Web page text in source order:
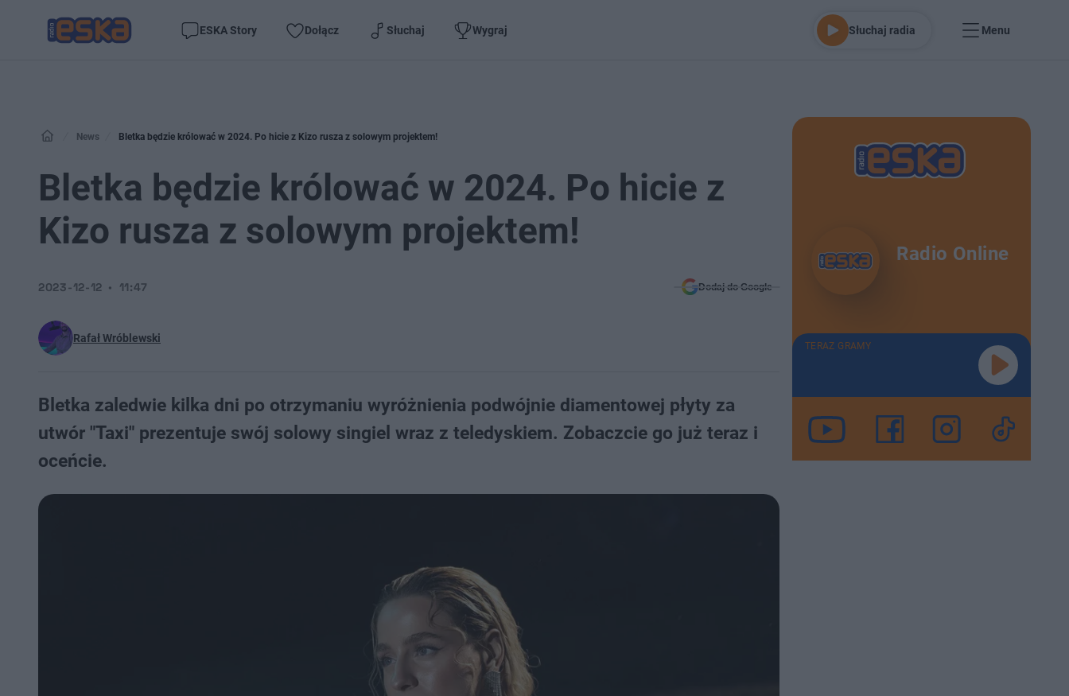
ESKA Story Dołącz Słuchaj Wygraj Słuchaj radia Menu
News Bletka będzie królować w 2024. Po hicie z Kizo rusza z solowym projektem!
Bletka będzie królować w 2024. Po hicie z
Kizo rusza z solowym projektem!
Rafał Wróblewski
2023-12-12 11:47 Dodaj do Google
Bletka zaledwie kilka dni po otrzymaniu wyróżnienia podwójnie diamentowej płyty za
utwór "Taxi" prezentuje swój solowy singiel wraz z teledyskiem. Zobaczcie go już teraz i
oceńcie.
Radio Online
TERAZ GRAMY